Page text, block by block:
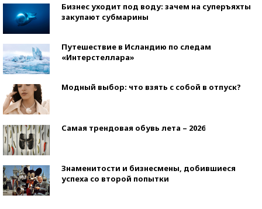
Бизнес уходит под воду: зачем на суперъяхты
закупают субмарины
Путешествие в Исландию по следам
«Интерстеллара»
Модный выбор: что взять с собой в отпуск?
Самая трендовая обувь лета – 2026
Знаменитости и бизнесмены, добившиеся
успеха со второй попытки